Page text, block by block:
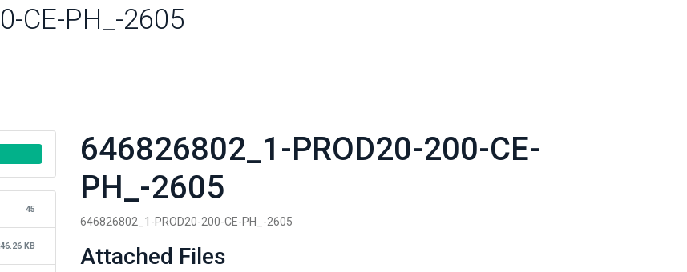
CE-PH_-2605
45
KB
646826802_1-PROD20-200-CE-
PH_-2605
646826802_1-PROD20-200-CE-PH_-2605
Attached Files